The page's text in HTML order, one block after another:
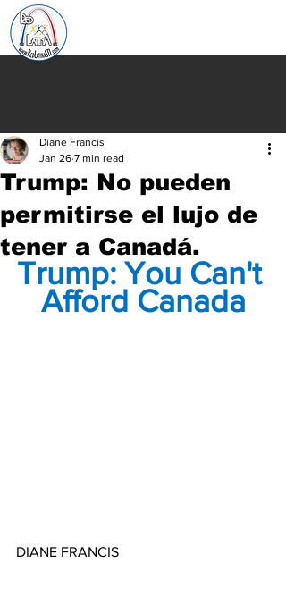
Trump: No pueden
permitirse el lujo de
tener a Canadá.
Diane Francis
Jan 26 7 min read
Trump: You Can't
Afford Canada
DIANE FRANCIS